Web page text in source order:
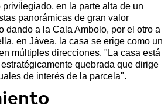
en la parte alta de un
panorámicas de gran valor
dando a la Cala Ambolo, por el otro a
en Jávea, la casa se erige como un
múltiples direcciones. "La casa está
quebrada que dirige
de interés de la parcela".